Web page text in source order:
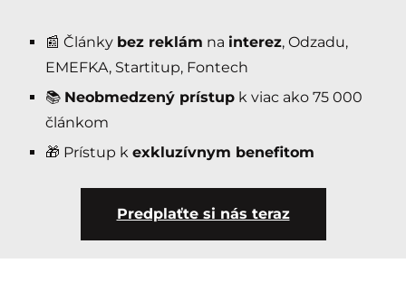
📰 Články bez reklám na interez, Odzadu,
EMEFKA, Startitup, Fontech
📚 Neobmedzený prístup k viac ako 75 000
článkom
🎁 Prístup k exkluzívnym benefitom
Predplaťte si nás teraz